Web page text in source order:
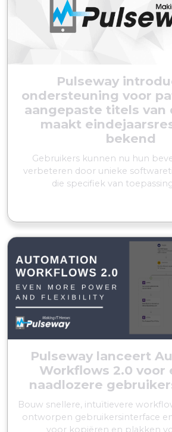
Pulseway
ondersteuning voor
aangepaste titels van
maakt
bekend
Gebruikers kunnen nu hun
verbeteren door unieke
die specifiek van
Pulseway lanceert
Workflows 2.0 voor
naadlozere
Bouw snellere, intuïtievere
ontworpen gebruikersinterface
voor kopiëren en plakken